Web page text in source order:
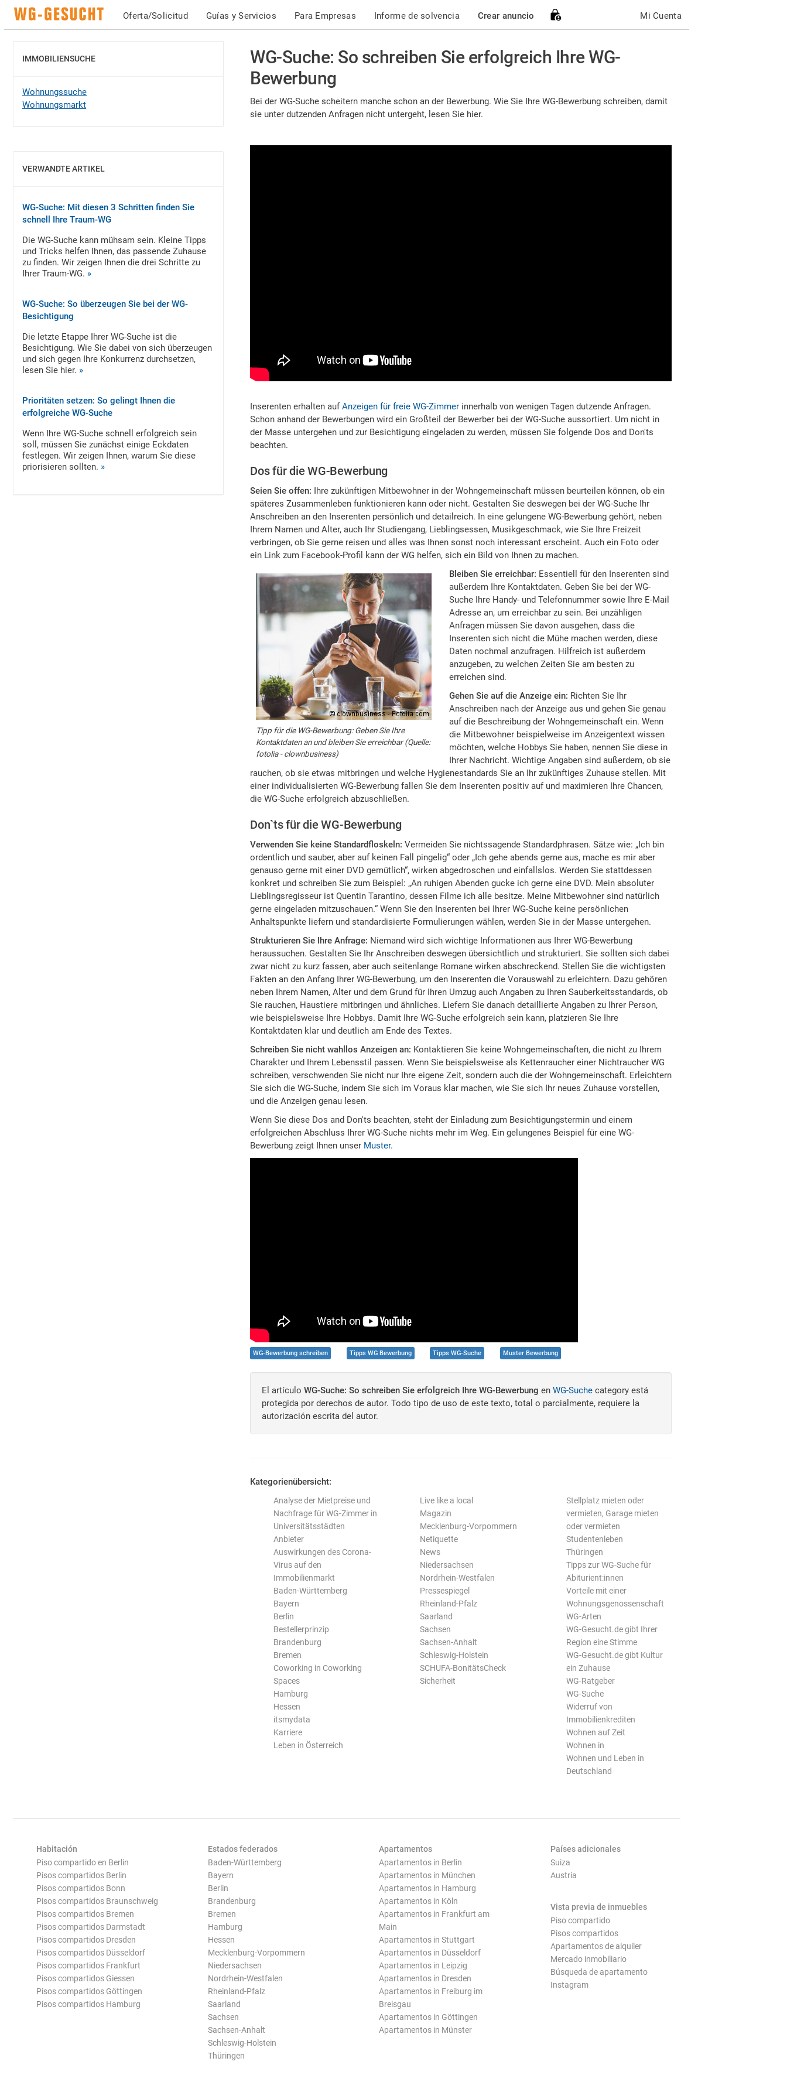
Oferta/Solicitud Guías y Servicios Para Empresas Informe de solvencia Crear anuncio Mi Cuenta
WG-Suche: So schreiben Sie erfolgreich Ihre WG-
Bewerbung
Bei der WG-Suche scheitern manche schon an der Bewerbung. Wie Sie Ihre WG-Bewerbung schreiben, damit
sie unter dutzenden Anfragen nicht untergeht, lesen Sie hier.
Inserenten erhalten aufAnzeigen für freie WG-Zimmer innerhalb von wenigen Tagen dutzende Anfragen.
Schon anhand der Bewerbungen wird ein Großteil der Bewerber bei der WG-Suche aussortiert. Um nicht in
der Masse untergehen und zur Besichtigung eingeladen zu werden, müssen Sie folgende Dos and Don'ts
beachten.
Dos für die WG-Bewerbung
Seien Sie offen: Ihre zukünftigen Mitbewohner in der Wohngemeinschaft müssen beurteilen können, ob ein
späteres Zusammenleben funktionieren kann oder nicht. Gestalten Sie deswegen bei der WG-Suche Ihr
Anschreiben an den Inserenten persönlich und detailreich. In eine gelungene WG-Bewerbung gehört, neben
Ihrem Namen und Alter, auch Ihr Studiengang, Lieblingsessen, Musikgeschmack, wie Sie Ihre Freizeit
verbringen, ob Sie gerne reisen und alles was Ihnen sonst noch interessant erscheint. Auch ein Foto oder
ein Link zum Facebook-Profil kann der WG helfen, sich ein Bild von Ihnen zu machen.
Tipp für die WG-Bewerbung: Geben Sie Ihre
Kontaktdaten an und bleiben Sie erreichbar (Quelle:
fotolia - clownbusiness)
Bleiben Sie erreichbar: Essentiell für den Inserenten sind
außerdem Ihre Kontaktdaten. Geben Sie bei der WG-
Suche Ihre Handy- und Telefonnummer sowie Ihre E-Mail
Adresse an, um erreichbar zu sein. Bei unzähligen
Anfragen müssen Sie davon ausgehen, dass die
Inserenten sich nicht die Mühe machen werden, diese
Daten nochmal anzufragen. Hilfreich ist außerdem
anzugeben, zu welchen Zeiten Sie am besten zu
erreichen sind.
Gehen Sie auf die Anzeige ein: Richten Sie Ihr
Anschreiben nach der Anzeige aus und gehen Sie genau
auf die Beschreibung der Wohngemeinschaft ein. Wenn
die Mitbewohner beispielweise im Anzeigentext wissen
möchten, welche Hobbys Sie haben, nennen Sie diese in
Ihrer Nachricht. Wichtige Angaben sind außerdem, ob sie
rauchen, ob sie etwas mitbringen und welche Hygienestandards Sie an Ihr zukünftiges Zuhause stellen. Mit
einer individualisierten WG-Bewerbung fallen Sie dem Inserenten positiv auf und maximieren Ihre Chancen,
die WG-Suche erfolgreich abzuschließen.
Don`ts für die WG-Bewerbung
Verwenden Sie keine Standardfloskeln: Vermeiden Sie nichtssagende Standardphrasen. Sätze wie: „Ich bin
ordentlich und sauber, aber auf keinen Fall pingelig“ oder „Ich gehe abends gerne aus, mache es mir aber
genauso gerne mit einer DVD gemütlich“, wirken abgedroschen und einfallslos. Werden Sie stattdessen
konkret und schreiben Sie zum Beispiel: „An ruhigen Abenden gucke ich gerne eine DVD. Mein absoluter
Lieblingsregisseur ist Quentin Tarantino, dessen Filme ich alle besitze. Meine Mitbewohner sind natürlich
gerne eingeladen mitzuschauen.“ Wenn Sie den Inserenten bei Ihrer WG-Suche keine persönlichen
Anhaltspunkte liefern und standardisierte Formulierungen wählen, werden Sie in der Masse untergehen.
Strukturieren Sie Ihre Anfrage: Niemand wird sich wichtige Informationen aus Ihrer WG-Bewerbung
heraussuchen. Gestalten Sie Ihr Anschreiben deswegen übersichtlich und strukturiert. Sie sollten sich dabei
zwar nicht zu kurz fassen, aber auch seitenlange Romane wirken abschreckend. Stellen Sie die wichtigsten
Fakten an den Anfang Ihrer WG-Bewerbung, um den Inserenten die Vorauswahl zu erleichtern. Dazu gehören
neben Ihrem Namen, Alter und dem Grund für Ihren Umzug auch Angaben zu Ihren Sauberkeitsstandards, ob
Sie rauchen, Haustiere mitbringen und ähnliches. Liefern Sie danach detaillierte Angaben zu Ihrer Person,
wie beispielsweise Ihre Hobbys. Damit Ihre WG-Suche erfolgreich sein kann, platzieren Sie Ihre
Kontaktdaten klar und deutlich am Ende des Textes.
Schreiben Sie nicht wahllos Anzeigen an: Kontaktieren Sie keine Wohngemeinschaften, die nicht zu Ihrem
Charakter und Ihrem Lebensstil passen. Wenn Sie beispielsweise als Kettenraucher einer Nichtraucher WG
schreiben, verschwenden Sie nicht nur Ihre eigene Zeit, sondern auch die der Wohngemeinschaft. Erleichtern
Sie sich die WG-Suche, indem Sie sich im Voraus klar machen, wie Sie sich Ihr neues Zuhause vorstellen,
und die Anzeigen genau lesen.
Wenn Sie diese Dos and Don'ts beachten, steht der Einladung zum Besichtigungstermin und einem
erfolgreichen Abschluss Ihrer WG-Suche nichts mehr im Weg. Ein gelungenes Beispiel für eine WG-
Bewerbung zeigt Ihnen unser Muster.
WG-Bewerbung schreiben Tipps WG Bewerbung Tipps WG-Suche Muster Bewerbung
El artículo WG-Suche: So schreiben Sie erfolgreich Ihre WG-Bewerbung en WG-Suche category está
protegida por derechos de autor. Todo tipo de uso de este texto, total o parcialmente, requiere la
autorización escrita del autor.
Kategorienübersicht:
Analyse der Mietpreise und
Nachfrage für WG-Zimmer in
Universitätsstädten
Anbieter
Auswirkungen des Corona-
Virus auf den
Immobilienmarkt
Baden-Württemberg
Bayern
Berlin
Bestellerprinzip
Brandenburg
Bremen
Coworking in Coworking
Spaces
Hamburg
Hessen
itsmydata
Karriere
Leben in Österreich
Live like a local
Magazin
Mecklenburg-Vorpommern
Netiquette
News
Niedersachsen
Nordrhein-Westfalen
Pressespiegel
Rheinland-Pfalz
Saarland
Sachsen
Sachsen-Anhalt
Schleswig-Holstein
SCHUFA-BonitätsCheck
Sicherheit
Stellplatz mieten oder
vermieten, Garage mieten
oder vermieten
Studentenleben
Thüringen
Tipps zur WG-Suche für
Abiturient:innen
Vorteile mit einer
Wohnungsgenossenschaft
WG-Arten
WG-Gesucht.de gibt Ihrer
Region eine Stimme
WG-Gesucht.de gibt Kultur
ein Zuhause
WG-Ratgeber
WG-Suche
Widerruf von
Immobilienkrediten
Wohnen auf Zeit
Wohnen in
Wohnen und Leben in
Deutschland
MOSTRAR
IMMOBILIENSUCHE
Wohnungssuche
Wohnungsmarkt
MOSTRAR
VERWANDTE ARTIKEL
WG-Suche: Mit diesen 3 Schritten finden Sie
schnell Ihre Traum-WG
Die WG-Suche kann mühsam sein. Kleine Tipps
und Tricks helfen Ihnen, das passende Zuhause
zu finden. Wir zeigen Ihnen die drei Schritte zu
Ihrer Traum-WG. »
WG-Suche: So überzeugen Sie bei der WG-
Besichtigung
Die letzte Etappe Ihrer WG-Suche ist die
Besichtigung. Wie Sie dabei von sich überzeugen
und sich gegen Ihre Konkurrenz durchsetzen,
lesen Sie hier. »
Prioritäten setzen: So gelingt Ihnen die
erfolgreiche WG-Suche
Wenn Ihre WG-Suche schnell erfolgreich sein
soll, müssen Sie zunächst einige Eckdaten
festlegen. Wir zeigen Ihnen, warum Sie diese
priorisieren sollten. »
Habitación
Piso compartido en Berlin
Pisos compartidos Berlin
Pisos compartidos Bonn
Pisos compartidos Braunschweig
Pisos compartidos Bremen
Pisos compartidos Darmstadt
Pisos compartidos Dresden
Pisos compartidos Düsseldorf
Pisos compartidos Frankfurt
Pisos compartidos Giessen
Pisos compartidos Göttingen
Pisos compartidos Hamburg
Estados federados
Baden-Württemberg
Bayern
Berlin
Brandenburg
Bremen
Hamburg
Hessen
Mecklenburg-Vorpommern
Niedersachsen
Nordrhein-Westfalen
Rheinland-Pfalz
Saarland
Sachsen
Sachsen-Anhalt
Schleswig-Holstein
Thüringen
Apartamentos
Apartamentos in Berlin
Apartamentos in München
Apartamentos in Hamburg
Apartamentos in Köln
Apartamentos in Frankfurt am
Main
Apartamentos in Stuttgart
Apartamentos in Düsseldorf
Apartamentos in Leipzig
Apartamentos in Dresden
Apartamentos in Freiburg im
Breisgau
Apartamentos in Göttingen
Apartamentos in Münster
Países adicionales
Suiza
Austria
Vista previa de inmuebles
Piso compartido
Pisos compartidos
Apartamentos de alquiler
Mercado inmobiliario
Búsqueda de apartamento
Instagram